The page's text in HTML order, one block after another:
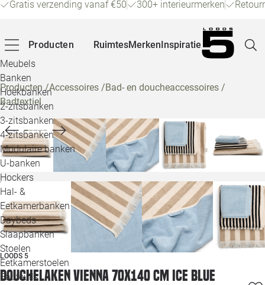
Gratis verzending vanaf €50 300+ interieurmerken
Producten
Meubels
Banken
Hoekbanken
2-zitsbanken
3-zitsbanken
4-zitsbanken
Modulaire banken
U-banken
Hockers
Hal- &
Eetkamerbanken
Daybeds
Slaapbanken
Stoelen
Eetkamerstoelen
Fauteuils
RuimtesMerkenInspiratie
Producten/Accessoires /Bad- en doucheaccessoires /
Badtextiel
LOODS 5
Douchelaken Vienna 70x140 cm ice blue